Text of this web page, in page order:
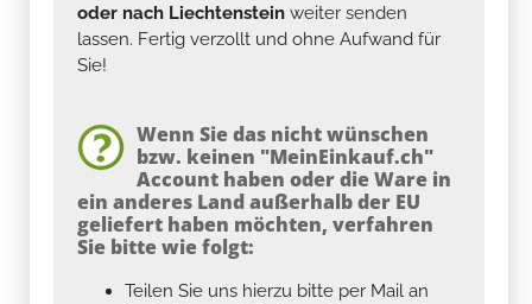
oder nach Liechtenstein weiter senden
lassen. Fertig verzollt und ohne Aufwand für
Sie!
Wenn Sie das nicht wünschen
bzw. keinen "MeinEinkauf.ch"
Account haben oder die Ware in
ein anderes Land außerhalb der EU
geliefert haben möchten, verfahren
Sie bitte wie folgt:
Teilen Sie uns hierzu bitte per Mail an